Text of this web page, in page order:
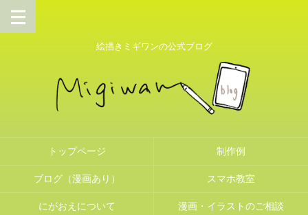
絵描きミギワンの公式ブログ
トップページ 制作例
ブログ（漫画あり） スマホ教室
にがおえについて 漫画・イラストのご相談